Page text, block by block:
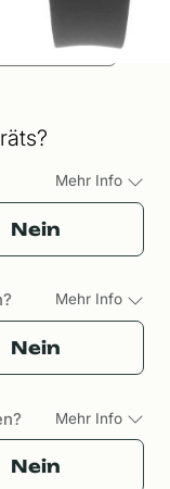
Mehr Info
Nein
Mehr Info
Nein
Mehr Info
Nein